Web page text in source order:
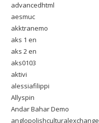
advancedhtml
aesmuc
akktranemo
aks 1 en
aks 2 en
aks0103
aktivi
alessiafilippi
Allyspin
Andar Bahar Demo
anglopolishculturalexchange